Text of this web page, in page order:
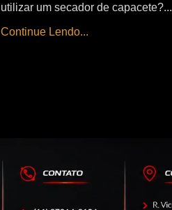
utilizar um secador de capacete?...
Continue Lendo...